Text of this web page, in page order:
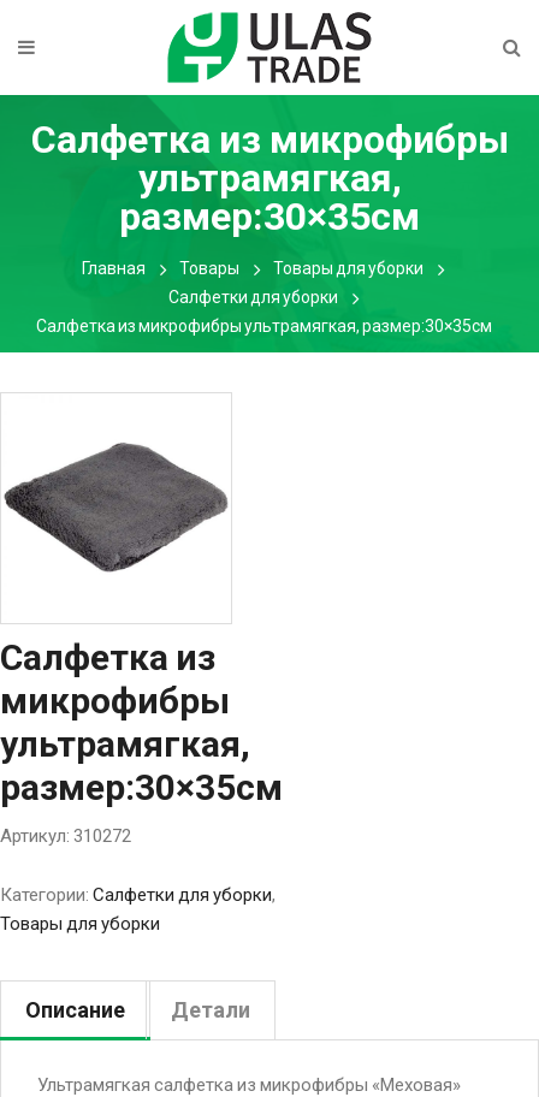
Салфетка из микрофибры
ультрамягкая,
размер:30×35см
Главная Товары
Товары для уборки
Салфетки для уборки
Салфетка из микрофибры ультрамягкая, размер:30×35см
Салфетка из
микрофибры
ультрамягкая,
размер:30×35см
Артикул: 310272
Категории: Салфетки для уборки,
Товары для уборки
Описание Детали
Ультрамягкая салфетка из микрофибры «Меховая»